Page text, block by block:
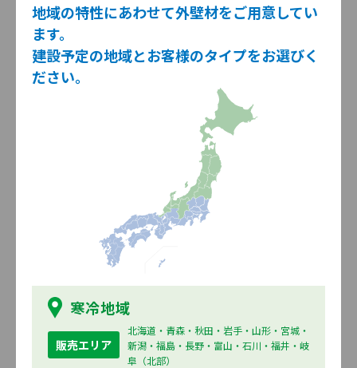
地域の特性にあわせて外壁材をご用意してい
ます。
建設予定の地域とお客様のタイプをお選びく
ださい。
寒冷地域
販売エリア
北海道・青森・秋田・岩手・山形・宮城・
新潟・福島・長野・富山・石川・福井・岐
阜（北部）
16mm 厚
石・タイル・レンガ柄にこだわり、多様なデザインをラインナッ